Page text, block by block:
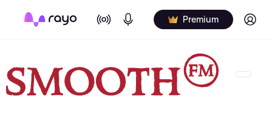
On Air Podcasts Premium Log in